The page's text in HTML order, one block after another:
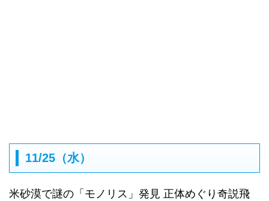
11/25（水）
米砂漠で謎の「モノリス」発見 正体めぐり奇説飛